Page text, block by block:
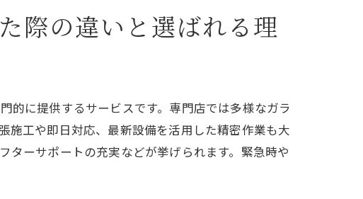
れ 際の違いと選ばれる理
的に提供するサービスです。専門店では多様なガラ
施工や即日対応、最新設備を活用した精密作業も大
ターサポートの充実などが挙げられます。緊急時や